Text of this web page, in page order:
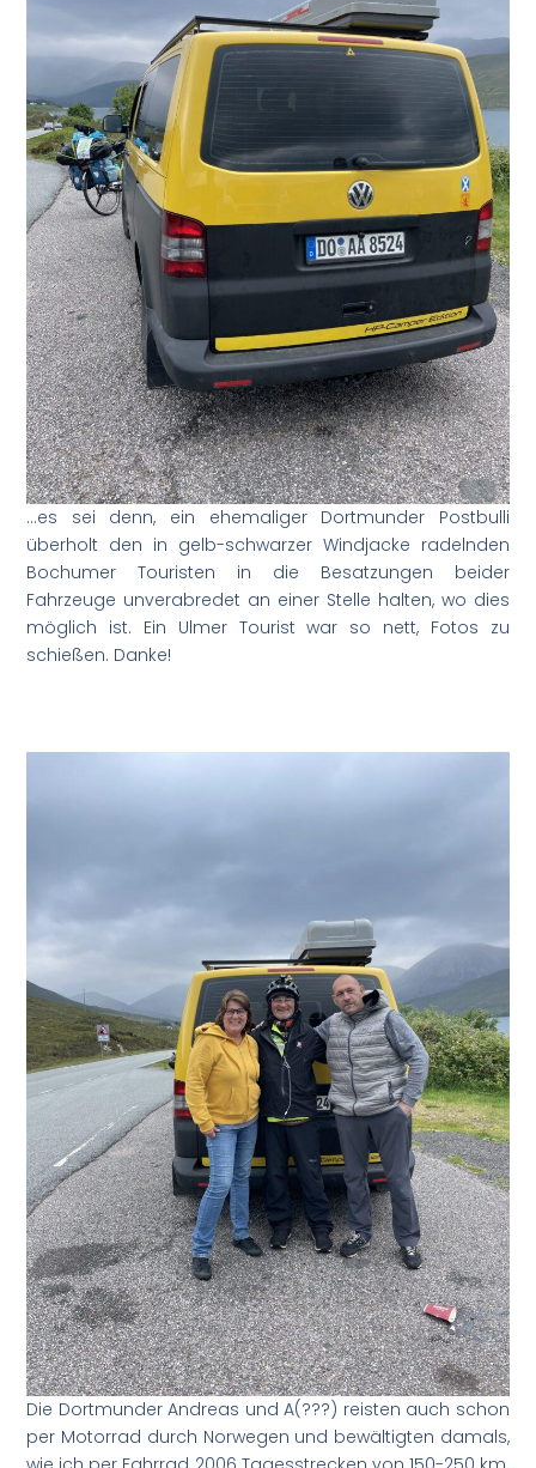
…es sei denn, ein ehemaliger Dortmunder Postbulli
überholt den in gelb-schwarzer Windjacke radelnden
Bochumer Touristen in die Besatzungen beider
Fahrzeuge unverabredet an einer Stelle halten, wo dies
möglich ist. Ein Ulmer Tourist war so nett, Fotos zu
schießen. Danke!
Die Dortmunder Andreas und A(???) reisten auch schon
per Motorrad durch Norwegen und bewältigten damals,